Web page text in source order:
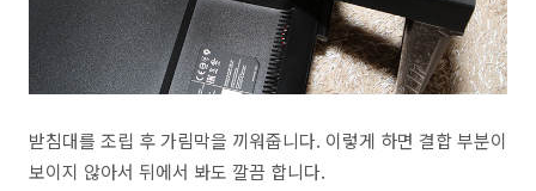
받침대를 조립 후 가림막을 끼워줍니다. 이렇게 하면 결합 부분이
보이지 않아서 뒤에서 봐도 깔끔 합니다.